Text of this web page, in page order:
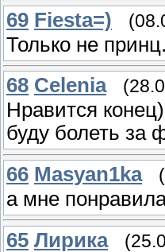
69 Fiesta=)
Только не
68 Celenia
Нравится
буду болеть за
66 Masyan1ka
а мне
65 Лирика